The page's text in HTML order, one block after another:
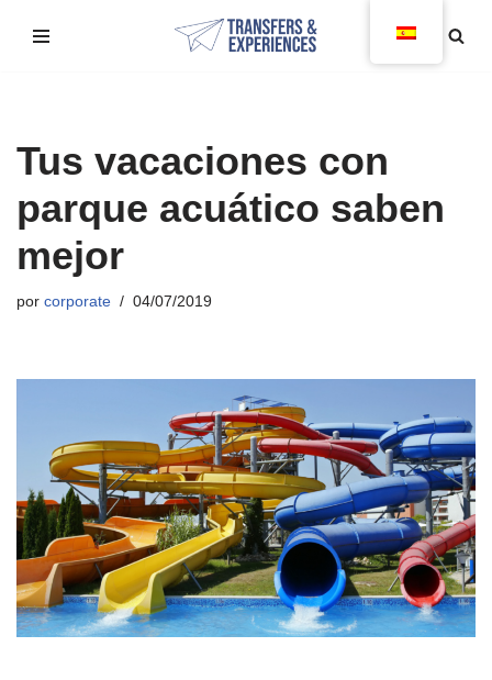
Tus vacaciones con
parque acuático saben
mejor
por corporate 04/07/2019